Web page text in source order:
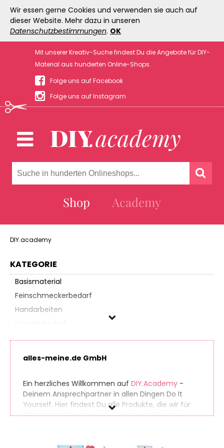
Wir essen gerne Cookies und verwenden sie auch auf
dieser Website. Mehr dazu in unseren
Datenschutzbestimmungen. OK
Mit unserer Kreativ-Suche findest Du die Angebote für DIY-
Material aus hunderten Online-Shops.
Folge uns auf Facebook
Folge uns auf Instagram
Shop Academy
DIY.academy
KATEGORIE
Basismaterial
Feinschmeckerbedarf
Handarbeiten
Lampenbau
Papierbasteln
Partyzubehör
Schmuckbasteln
alles-meine.de GmbH
Ein herzliches Willkommen auf DIY.Academy -
Deinem Ansprechpartner in allen Dingen Do It
Yourself. Hier findest Du alle Produkte, die wir für
die Marke alles-meine.de GmbH in zahlreichen